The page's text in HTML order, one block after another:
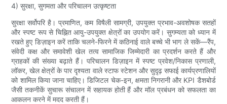
4) सुरक्षा, सुगमता और परिचालन उत्कृष्टता
सुरक्षा सर्वोपरि है। प्रमाणित, कम विषैली सामग्री, उपयुक्त प्रभाव-अवशोषक सतहों
और स्पष्ट रूप से चिह्नित आयु-उपयुक्त क्षेत्रों का उपयोग करें। सुगम्यता को ध्यान में
रखते हुए डिज़ाइन करें ताकि चलने-फिरने में कठिनाई वाले बच्चे भी भाग ले सकें—रैंप,
संवेदी कक्ष और समावेशी खेल तत्व सामाजिक जिम्मेदारी का प्रदर्शन करते हैं और
ग्राहकों की संख्या बढ़ाते हैं। परिचालन डिज़ाइन में स्पष्ट प्रवेश/निकास प्रणाली,
लॉकर, खेल क्षेत्रों के पार दृश्यता वाले स्टाफ स्टेशन और सुदृढ़ सफाई कार्यप्रणालियों
को शामिल किया जाना चाहिए। डिजिटल चेक-इन, क्षमता निगरानी और KPI डैशबोर्ड
जैसी तकनीकें सुचारू संचालन में सहायक होती हैं और मॉल प्रबंधन को सफलता का
आकलन करने में मदद करती हैं।